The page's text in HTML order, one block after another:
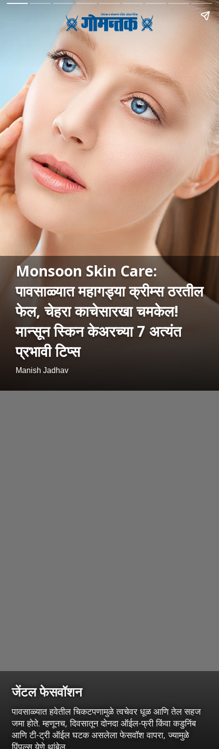
Monsoon Skin Care:
पावसाळ्यात महागड्या क्रीम्स ठरतील
फेल, चेहरा काचेसारखा चमकेल!
मान्सून स्किन केअरच्या 7 अत्यंत
प्रभावी टिप्स
Manish Jadhav
जेंटल फेसवॉशन
पावसाळ्यात हवेतील चिकटपणामुळे त्वचेवर धूळ आणि तेल सहज
जमा होते. म्हणूनच, दिवसातून दोनदा ऑईल-फ्री किंवा कडुनिंब
आणि टी-ट्री ऑईल घटक असलेला फेसवॉश वापरा, ज्यामुळे
पिंपल्स येणे थांबेल.